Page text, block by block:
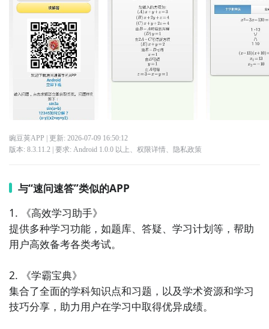
豌豆荚APP | 更新: 2026-07-09 16:50:12
版本: 8.3.11.2| 要求: Android 1.0.0 以上、 权限详情、 隐私政策
与“速问速答”类似的APP
1. 《高效学习助手》
提供多种学习功能，如题库、答疑、学习计划等，帮助
用户高效备考各类考试。
2. 《学霸宝典》
集合了全面的学科知识点和习题，以及学术资源和学习
技巧分享，助力用户在学习中取得优异成绩。